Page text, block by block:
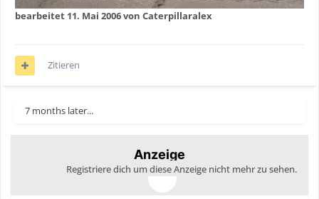
bearbeitet 11. Mai 2006von Caterpillaralex
Zitieren
7 months later...
Anzeige
Registriere dich um diese Anzeige nicht mehr zu sehen.